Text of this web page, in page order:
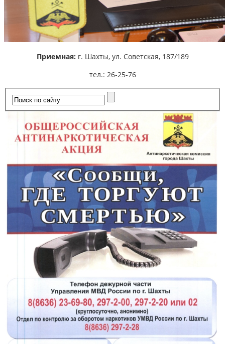
Приемная: г. Шахты, ул. Советская, 187/189
тел.: 26-25-76